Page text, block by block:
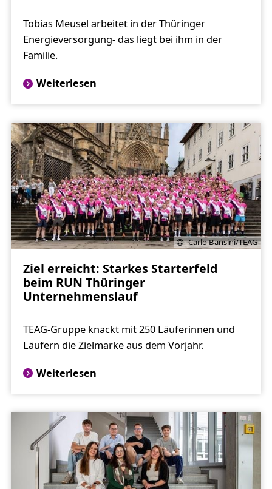
Tobias Meusel arbeitet in der Thüringer
Energieversorgung- das liegt bei ihm in der
Familie.
Weiterlesen
Carlo Bansini/TEAG
Ziel erreicht: Starkes Starterfeld
beim RUN Thüringer
Unternehmenslauf
TEAG-Gruppe knackt mit 250 Läuferinnen und
Läufern die Zielmarke aus dem Vorjahr.
Weiterlesen